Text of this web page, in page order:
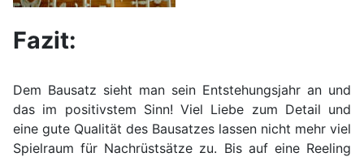
Fazit:
Dem Bausatz sieht man sein Entstehungsjahr an und
das im positivstem Sinn! Viel Liebe zum Detail und
eine gute Qualität des Bausatzes lassen nicht mehr viel
Spielraum für Nachrüstsätze zu. Bis auf eine Reeling